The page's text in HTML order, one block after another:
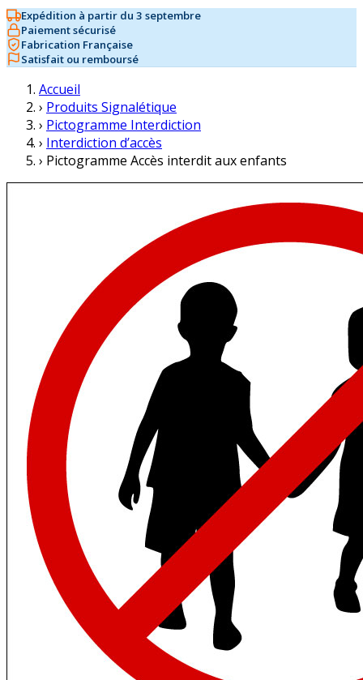
Expédition à partir du 3 septembre
Paiement sécurisé
Fabrication Française
Satisfait ou remboursé
Accueil
› Produits Signalétique
› Pictogramme Interdiction
› Interdiction d’accès
› Pictogramme Accès interdit aux enfants